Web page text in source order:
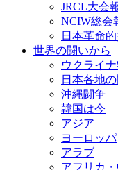
JRCL大会
NCIW総会
日本革命
世界の闘いから
ウクライ
日本各地
沖縄闘争
韓国は今
アジア
ヨーロッパ
アラブ
アフリカ